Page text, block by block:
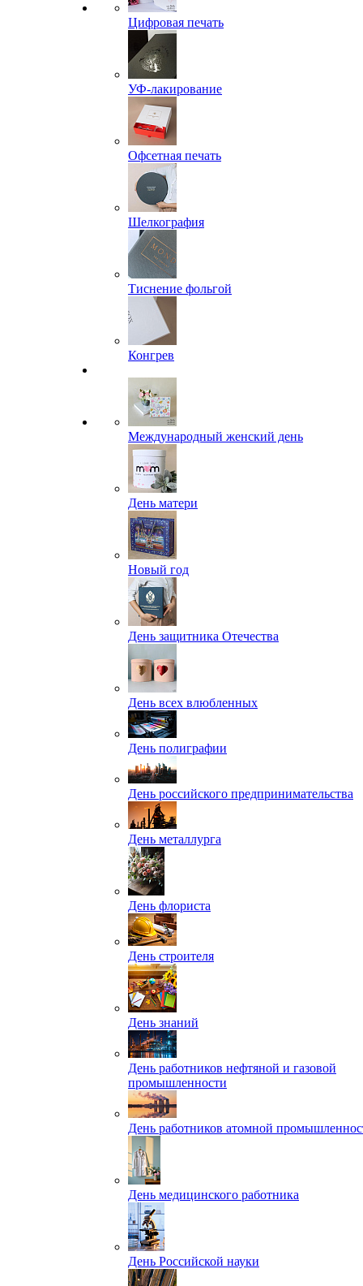
Цифровая печать
УФ-лакирование
Офсетная печать
Шелкография
Тиснение фольгой
Конгрев
Международный женский день
День матери
Новый год
День защитника Отечества
День всех влюбленных
День полиграфии
День российского предпринимательства
День металлурга
День флориста
День строителя
День знаний
День работников нефтяной и газовой
промышленности
День работников атомной
День медицинского работника
День Российской науки